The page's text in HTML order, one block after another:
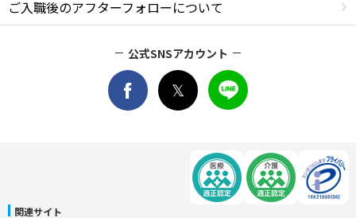
ご入職後のアフターフォローについて
公式SNSアカウント
関連サイト